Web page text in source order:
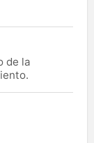
de la